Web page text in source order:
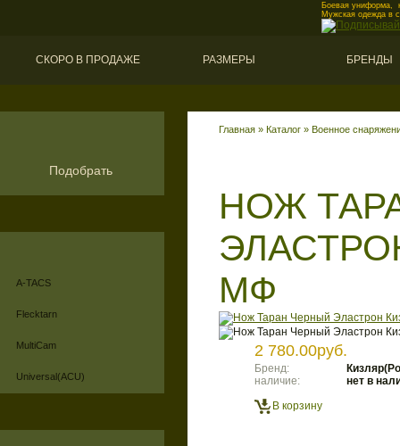
Боевая униформа,
Мужская одежда в
СКОРО В ПРОДАЖЕ РАЗМЕРЫ БРЕНДЫ
Подобрать
A-TACS
Flecktarn
MultiCam
Universal(ACU)
Главная » Каталог » Военное
НОЖ
МФ
2 780.00руб.
Бренд:
наличие:
нет в
В корзину